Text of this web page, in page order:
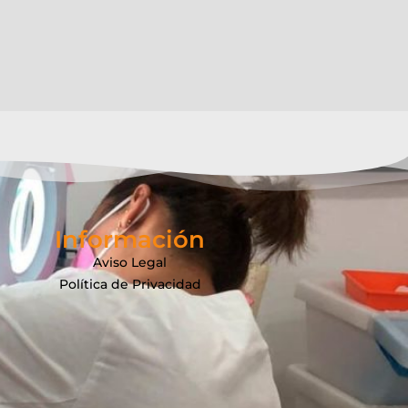
Información
Aviso Legal
Política de Privacidad